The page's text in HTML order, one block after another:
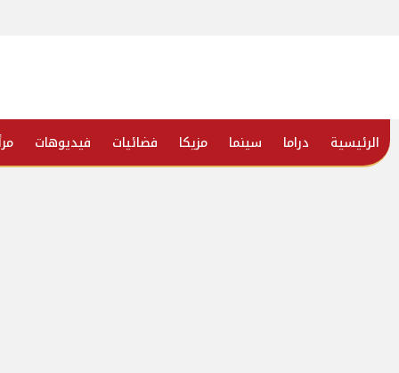
الرئيسية دراما سينما مزيكا فضائيات فيديوهات